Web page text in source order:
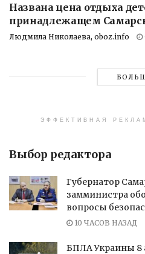
Названа цена отдыха
принадлежащем
Людмила Николаева, oboz.info
ЭФФЕКТИВНАЯ
Выбор редактора
Губернатор
замминистра
вопросы
10 ЧАСОВ НАЗАД
БПЛА Украины 8